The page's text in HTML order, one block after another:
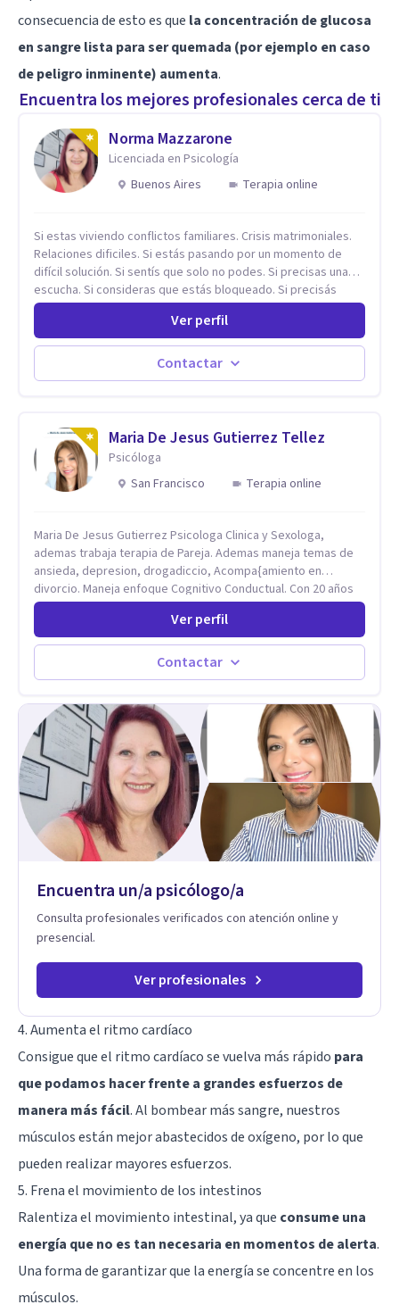
consecuencia de esto es que la concentración de glucosa
en sangre lista para ser quemada (por ejemplo en caso
de peligro inminente) aumenta.
Encuentra los mejores profesionales cerca de ti
Norma Mazzarone
Licenciada en Psicología
Buenos Aires
Terapia online
Si estas viviendo conflictos familiares. Crisis matrimoniales.
Relaciones dificiles. Si estás pasando por un momento de
difícil solución. Si sentís que solo no podes. Si precisas una
escucha. Si consideras que estás bloqueado. Si precisás
comprensión. Si no logras definir proyectos, objetivos,
sueños, deseos. Si pensás que lo que te pasa no es tan
grave, pero podría ayudar. Si estás en adicciones y tu
intención es hacer algo con lo que te está pasando. No dudes
en comunicarte a fin de comenzar a resolver la situación que
Ver perfil
Contactar
Maria De Jesus Gutierrez Tellez
Psicóloga
San Francisco
Terapia online
Maria De Jesus Gutierrez Psicologa Clinica y Sexologa,
ademas trabaja terapia de Pareja. Ademas maneja temas de
ansieda, depresion, drogadiccio, Acompa{amiento en
divorcio. Maneja enfoque Cognitivo Conductual. Con 20 años
de experiencia, constantemente capacitandose en las
diferntes areas de la Salud Mental.
Ver perfil
Contactar
Encuentra un/a psicólogo/a
Consulta profesionales verificados con atención online y
presencial.
Ver profesionales
4. Aumenta el ritmo cardíaco
Consigue que el ritmo cardíaco se vuelva más rápido para
que podamos hacer frente a grandes esfuerzos de
manera más fácil. Al bombear más sangre, nuestros
músculos están mejor abastecidos de oxígeno, por lo que
pueden realizar mayores esfuerzos.
5. Frena el movimiento de los intestinos
Ralentiza el movimiento intestinal, ya que consume una
energía que no es tan necesaria en momentos de alerta.
Una forma de garantizar que la energía se concentre en los
músculos.